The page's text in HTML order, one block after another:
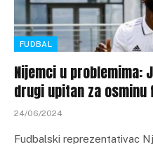
FUDBAL
Nijemci u problemima:
drugi upitan za osminu
24/06/2024
Fudbalski reprezentativac